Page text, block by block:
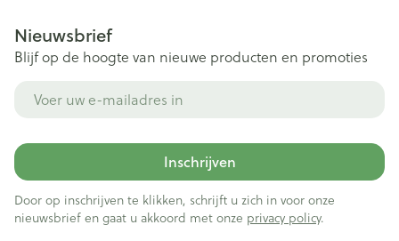
Nieuwsbrief
Blijf op de hoogte van nieuwe producten en promoties
Inschrijven
Door op inschrijven te klikken, schrijft u zich in voor onze
nieuwsbrief en gaat u akkoord met onze privacy policy.